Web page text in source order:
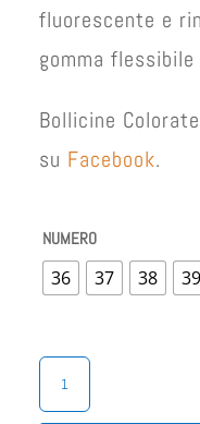
fluorescente e
gomma
Bollicine
su Facebook.
NUMERO
36 37 38 39
GINNASTICA
DONNA
COMODA